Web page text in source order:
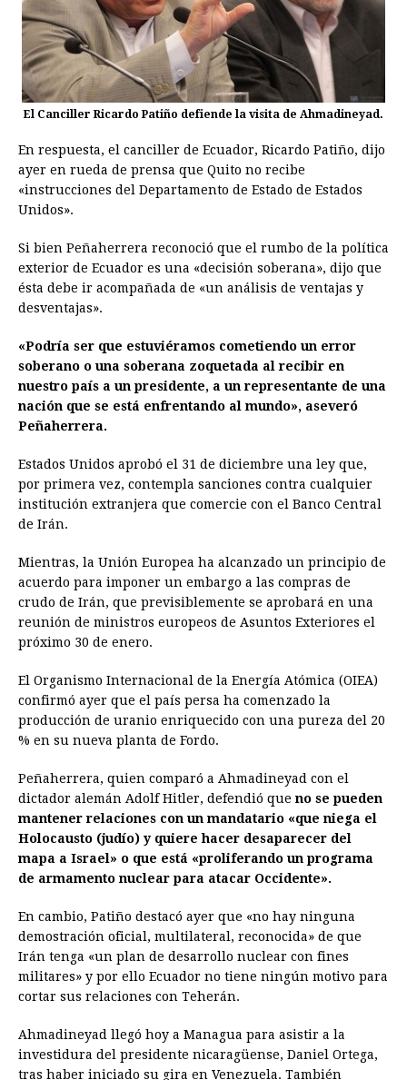
El Canciller Ricardo Patiño defiende la visita de Ahmadineyad.
En respuesta, el canciller de Ecuador, Ricardo Patiño, dijo
ayer en rueda de prensa que Quito no recibe
«instrucciones del Departamento de Estado de Estados
Unidos».
Si bien Peñaherrera reconoció que el rumbo de la política
exterior de Ecuador es una «decisión soberana», dijo que
ésta debe ir acompañada de «un análisis de ventajas y
desventajas».
«Podría ser que estuviéramos cometiendo un error
soberano o una soberana zoquetada al recibir en
nuestro país a un presidente, a un representante de una
nación que se está enfrentando al mundo», aseveró
Peñaherrera.
Estados Unidos aprobó el 31 de diciembre una ley que,
por primera vez, contempla sanciones contra cualquier
institución extranjera que comercie con el Banco Central
de Irán.
Mientras, la Unión Europea ha alcanzado un principio de
acuerdo para imponer un embargo a las compras de
crudo de Irán, que previsiblemente se aprobará en una
reunión de ministros europeos de Asuntos Exteriores el
próximo 30 de enero.
El Organismo Internacional de la Energía Atómica (OIEA)
confirmó ayer que el país persa ha comenzado la
producción de uranio enriquecido con una pureza del 20
% en su nueva planta de Fordo.
Peñaherrera, quien comparó a Ahmadineyad con el
dictador alemán Adolf Hitler, defendió que no se pueden
mantener relaciones con un mandatario «que niega el
Holocausto (judío) y quiere hacer desaparecer del
mapa a Israel» o que está «proliferando un programa
de armamento nuclear para atacar Occidente».
En cambio, Patiño destacó ayer que «no hay ninguna
demostración oficial, multilateral, reconocida» de que
Irán tenga «un plan de desarrollo nuclear con fines
militares» y por ello Ecuador no tiene ningún motivo para
cortar sus relaciones con Teherán.
Ahmadineyad llegó hoy a Managua para asistir a la
investidura del presidente nicaragüense, Daniel Ortega,
tras haber iniciado su gira en Venezuela. También